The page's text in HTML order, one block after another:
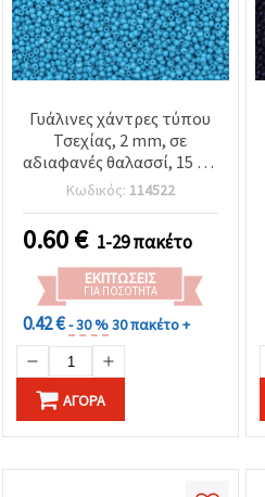
Γυάλινες χάντρες τύπου
Τσεχίας, 2 mm, σε
αδιαφανές θαλασσί, 15 γρ.
(≈2050 τεμ.)
Κωδικός: 114522
0.60€ 1-29 πακέτο
ΕΚΠΤΏΣΕΙΣ
ΓΙΑ ΠΟΣΌΤΗΤΑ
0.42 €- 30 %30 πακέτο +
ΑΓΟΡΆ